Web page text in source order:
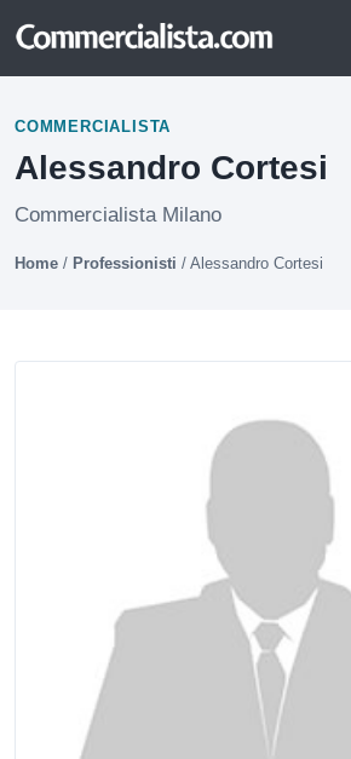
COMMERCIALISTA
Alessandro Cortesi
Commercialista Milano
Home / Professionisti / Alessandro Cortesi